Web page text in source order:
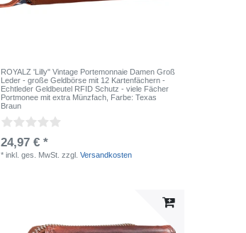
ROYALZ 'Lilly" Vintage Portemonnaie Damen Groß
Leder - große Geldbörse mit 12 Kartenfächern -
Echtleder Geldbeutel RFID Schutz - viele Fächer
Portmonee mit extra Münzfach , Farbe: Texas
Braun
24,97 € *
*inkl. ges. MwSt. zzgl.Versandkosten